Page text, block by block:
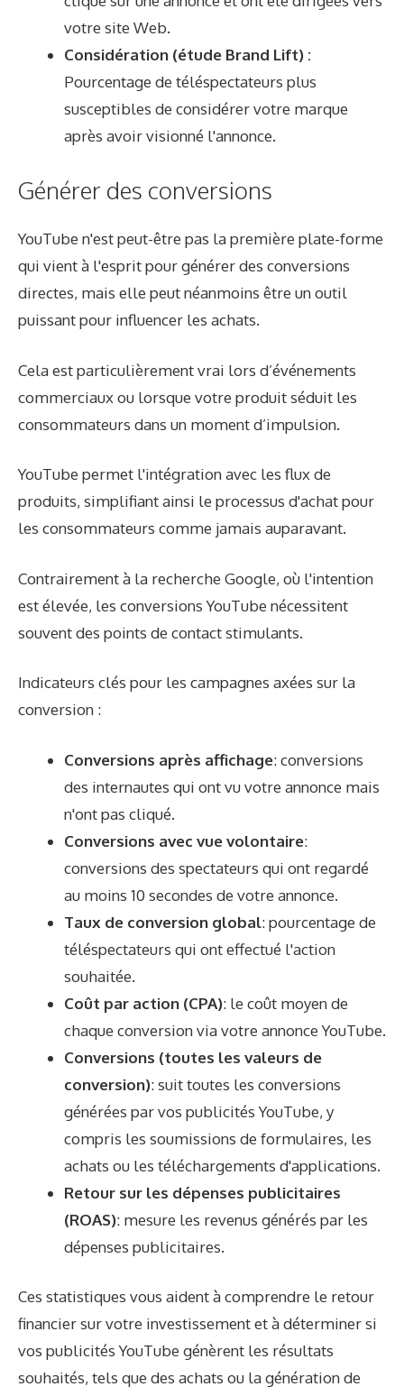
votre site Web.
Considération (étude Brand Lift) :
Pourcentage de téléspectateurs plus
susceptibles de considérer votre marque
après avoir visionné l'annonce.
Générer des conversions
YouTube n'est peut-être pas la première plate-forme
qui vient à l'esprit pour générer des conversions
directes, mais elle peut néanmoins être un outil
puissant pour influencer les achats.
Cela est particulièrement vrai lors d’événements
commerciaux ou lorsque votre produit séduit les
consommateurs dans un moment d’impulsion.
YouTube permet l'intégration avec les flux de
produits, simplifiant ainsi le processus d'achat pour
les consommateurs comme jamais auparavant.
Contrairement à la recherche Google, où l'intention
est élevée, les conversions YouTube nécessitent
souvent des points de contact stimulants.
Indicateurs clés pour les campagnes axées sur la
conversion :
Conversions après affichage: conversions
des internautes qui ont vu votre annonce mais
n'ont pas cliqué.
Conversions avec vue volontaire:
conversions des spectateurs qui ont regardé
au moins 10 secondes de votre annonce.
Taux de conversion global: pourcentage de
téléspectateurs qui ont effectué l'action
souhaitée.
Coût par action (CPA): le coût moyen de
chaque conversion via votre annonce YouTube.
Conversions (toutes les valeurs de
conversion): suit toutes les conversions
générées par vos publicités YouTube, y
compris les soumissions de formulaires, les
achats ou les téléchargements d'applications.
Retour sur les dépenses publicitaires
(ROAS): mesure les revenus générés par les
dépenses publicitaires.
Ces statistiques vous aident à comprendre le retour
financier sur votre investissement et à déterminer si
vos publicités YouTube génèrent les résultats
souhaités, tels que des achats ou la génération de